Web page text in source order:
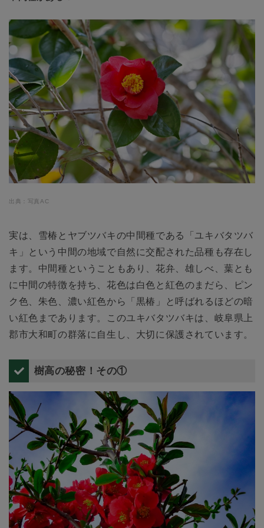
出典：写真AC
実は、雪椿とヤブツバキの中間種である「ユキバタツバ
キ」という中間の地域で自然に交配された品種も存在し
ます。中間種ということもあり、花弁、雄しべ、葉とも
に中間の特徴を持ち、花色は白色と紅色のまだら、ピン
ク色、朱色、濃い紅色から「黒椿」と呼ばれるほどの暗
い紅色まであります。このユキバタツバキは、岐阜県上
郡市大和町の群落に自生し、大切に保護されています。
樹高の秘密！その①